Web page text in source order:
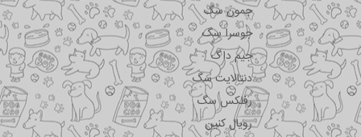
جمون سگ
جوسرا سگ
جیم داگ
دنتالایت سگ
رفلکس سگ
رویال کنین